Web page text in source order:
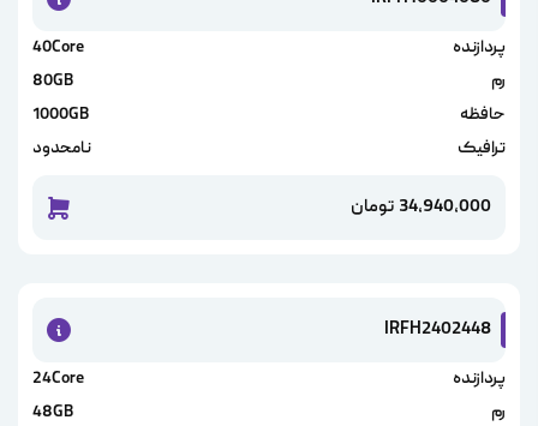
پردازنده
رم
حافظه
ترافیک
40Core
80GB
1000GB
نامحدود
34,940,000 تومان
خرید
IRFH2402448
پردازنده
رم
24Core
48GB